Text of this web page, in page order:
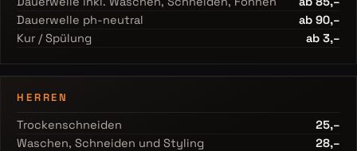
Dauerwelle ph-neutral
ab 90,–
Kur / Spülung
ab 3,–
HERREN
Trockenschneiden
25,–
Waschen, Schneiden und Styling
28,–